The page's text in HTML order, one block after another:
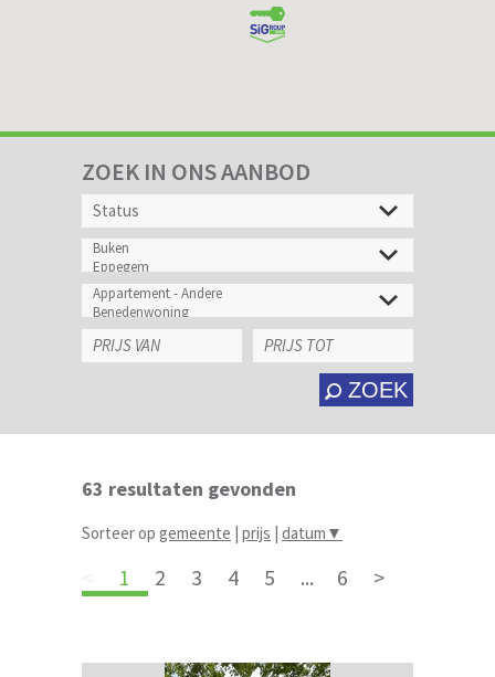
ZOEK IN ONS AANBOD
ZOEK
63 resultaten gevonden
Sorteer op gemeente | prijs | datum ▼
1 2 3 4 5 ... 6 >